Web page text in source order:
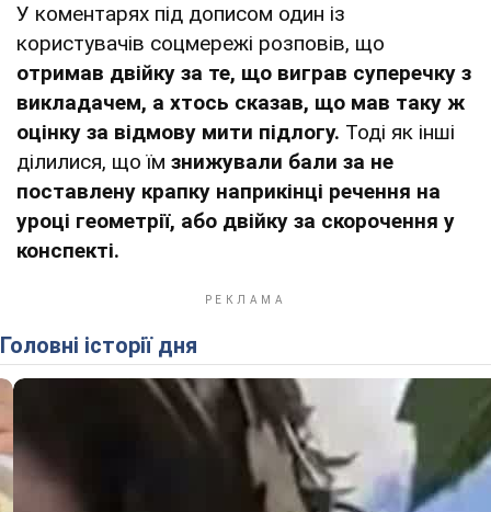
У коментарях під дописом один із
користувачів соцмережі розповів, що
отримав двійку за те, що виграв суперечку з
викладачем, а хтось сказав, що мав таку ж
оцінку за відмову мити підлогу. Тоді як інші
ділилися, що їм знижували бали за не
поставлену крапку наприкінці речення на
уроці геометрії, або двійку за скорочення у
конспекті.
Головні історії дня